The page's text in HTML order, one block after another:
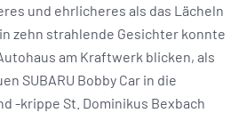
und ehrlicheres als das Lächeln
zehn strahlende Gesichter konnte
am Kraftwerk blicken, als
SUBARU Bobby Car in die
-krippe St. Dominikus Bexbach